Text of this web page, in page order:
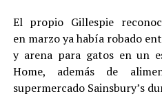
El propio Gillespie
en marzo ya había robado
y arena para gatos en un
Home, además de
supermercado Sainsbury’s